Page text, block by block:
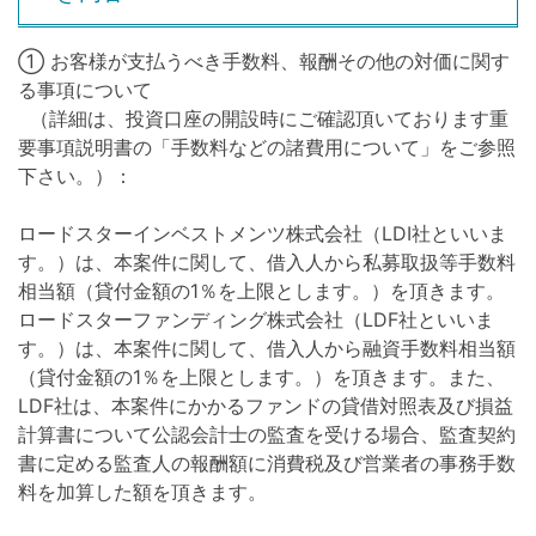
① お客様が支払うべき手数料、報酬その他の対価に関す
る事項について
（詳細は、投資口座の開設時にご確認頂いております重
要事項説明書の「手数料などの諸費用について」をご参照
下さい。）：
ロードスターインベストメンツ株式会社（LDI社といいま
す。）は、本案件に関して、借入人から私募取扱等手数料
相当額（貸付金額の1％を上限とします。）を頂きます。
ロードスターファンディング株式会社（LDF社といいま
す。）は、本案件に関して、借入人から融資手数料相当額
（貸付金額の1％を上限とします。）を頂きます。また、
LDF社は、本案件にかかるファンドの貸借対照表及び損益
計算書について公認会計士の監査を受ける場合、監査契約
書に定める監査人の報酬額に消費税及び営業者の事務手数
料を加算した額を頂きます。